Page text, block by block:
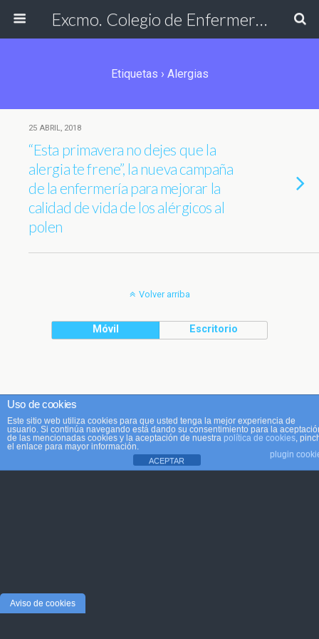
Excmo. Colegio de Enfermería de Cádiz
Etiquetas › Alergias
25 ABRIL, 2018
“Esta primavera no dejes que la
alergia te frene”, la nueva campaña
de la enfermería para mejorar la
calidad de vida de los alérgicos al
polen
Volver arriba
Móvil Escritorio
Uso de cookies
Este sitio web utiliza cookies para que usted tenga la mejor experiencia de
usuario. Si continúa navegando está dando su consentimiento para la
de las mencionadas cookies y la aceptación de nuestra política de cookies,
el enlace para mayor información.
plugin
ACEPTAR
Aviso de cookies